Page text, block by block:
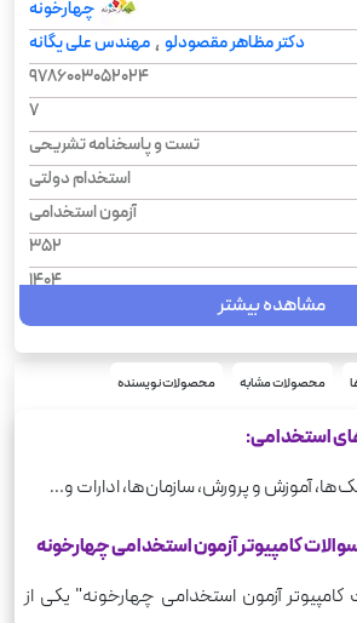
چهارخونه
دکتر مظاهر مقصودلو ،مهندس علی یگانه
9786003052024
7
تست و پاسخنامه تشریحی
استخدام دولتی
آزمون استخدامی
352
1404
1000
مشاهده بیشتر
محصولات مشابه محصولات نویسنده
استخدامی:
آموزش و پرورش، سازمان‌ها، ادارات و…
کامپیوتر آزمون استخدامی چهارخونه
آزمون استخدامی چهارخونه" یکی از